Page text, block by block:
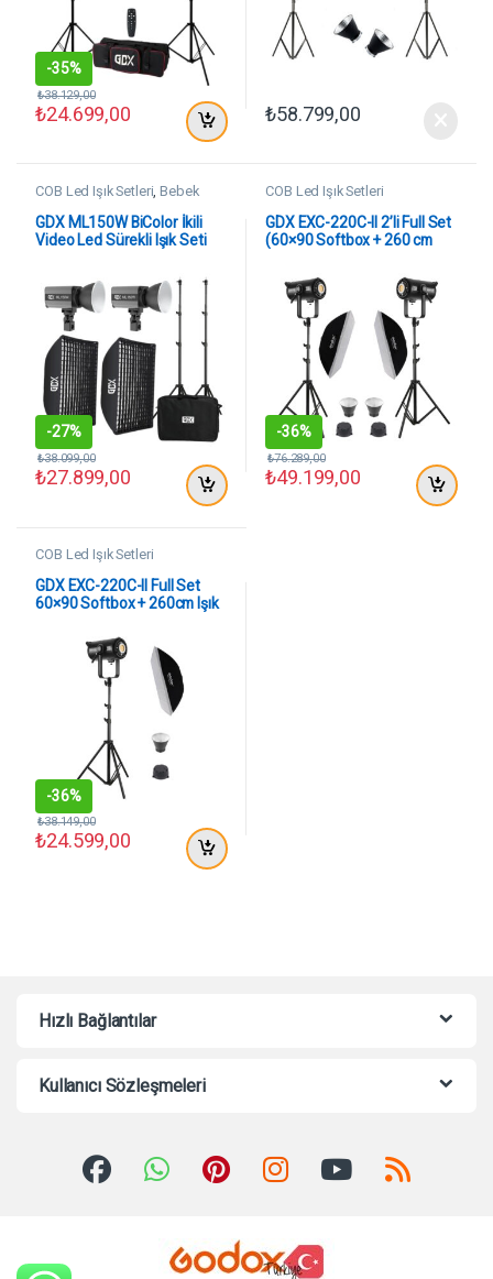
-35%
₺24.699,00
₺38.129,00
₺58.799,00
COB Led Işık Setleri ,Bebek
Çekim Setleri
Setleri
GDX ML150W BiColor İkili
Video Led Sürekli Işık Seti
-27%
₺27.899,00
₺38.099,00
COB Led Işık Setleri
GDX EXC-220C-II 2’li Full Set
(60×90 Softbox + 260 cm
-36%
₺49.199,00
₺76.289,00
COB Led Işık Setleri
GDX EXC-220C-II Full Set
60×90 Softbox + 260cm Işık
-36%
₺24.599,00
₺38.149,00
Hızlı Bağlantılar
Kullanıcı Sözleşmeleri